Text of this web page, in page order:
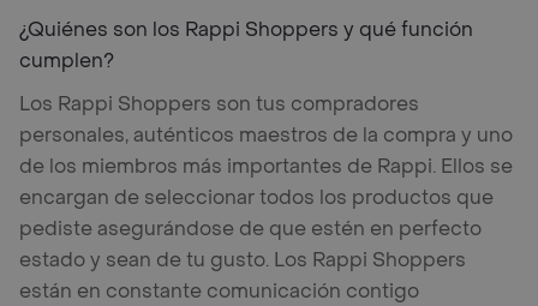
¿Quiénes son los Rappi Shoppers y qué función
cumplen?
Los Rappi Shoppers son tus compradores
personales, auténticos maestros de la compra y uno
de los miembros más importantes de Rappi. Ellos se
encargan de seleccionar todos los productos que
pediste asegurándose de que estén en perfecto
estado y sean de tu gusto. Los Rappi Shoppers
están en constante comunicación contigo